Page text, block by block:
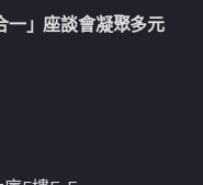
一」座談會凝聚多元